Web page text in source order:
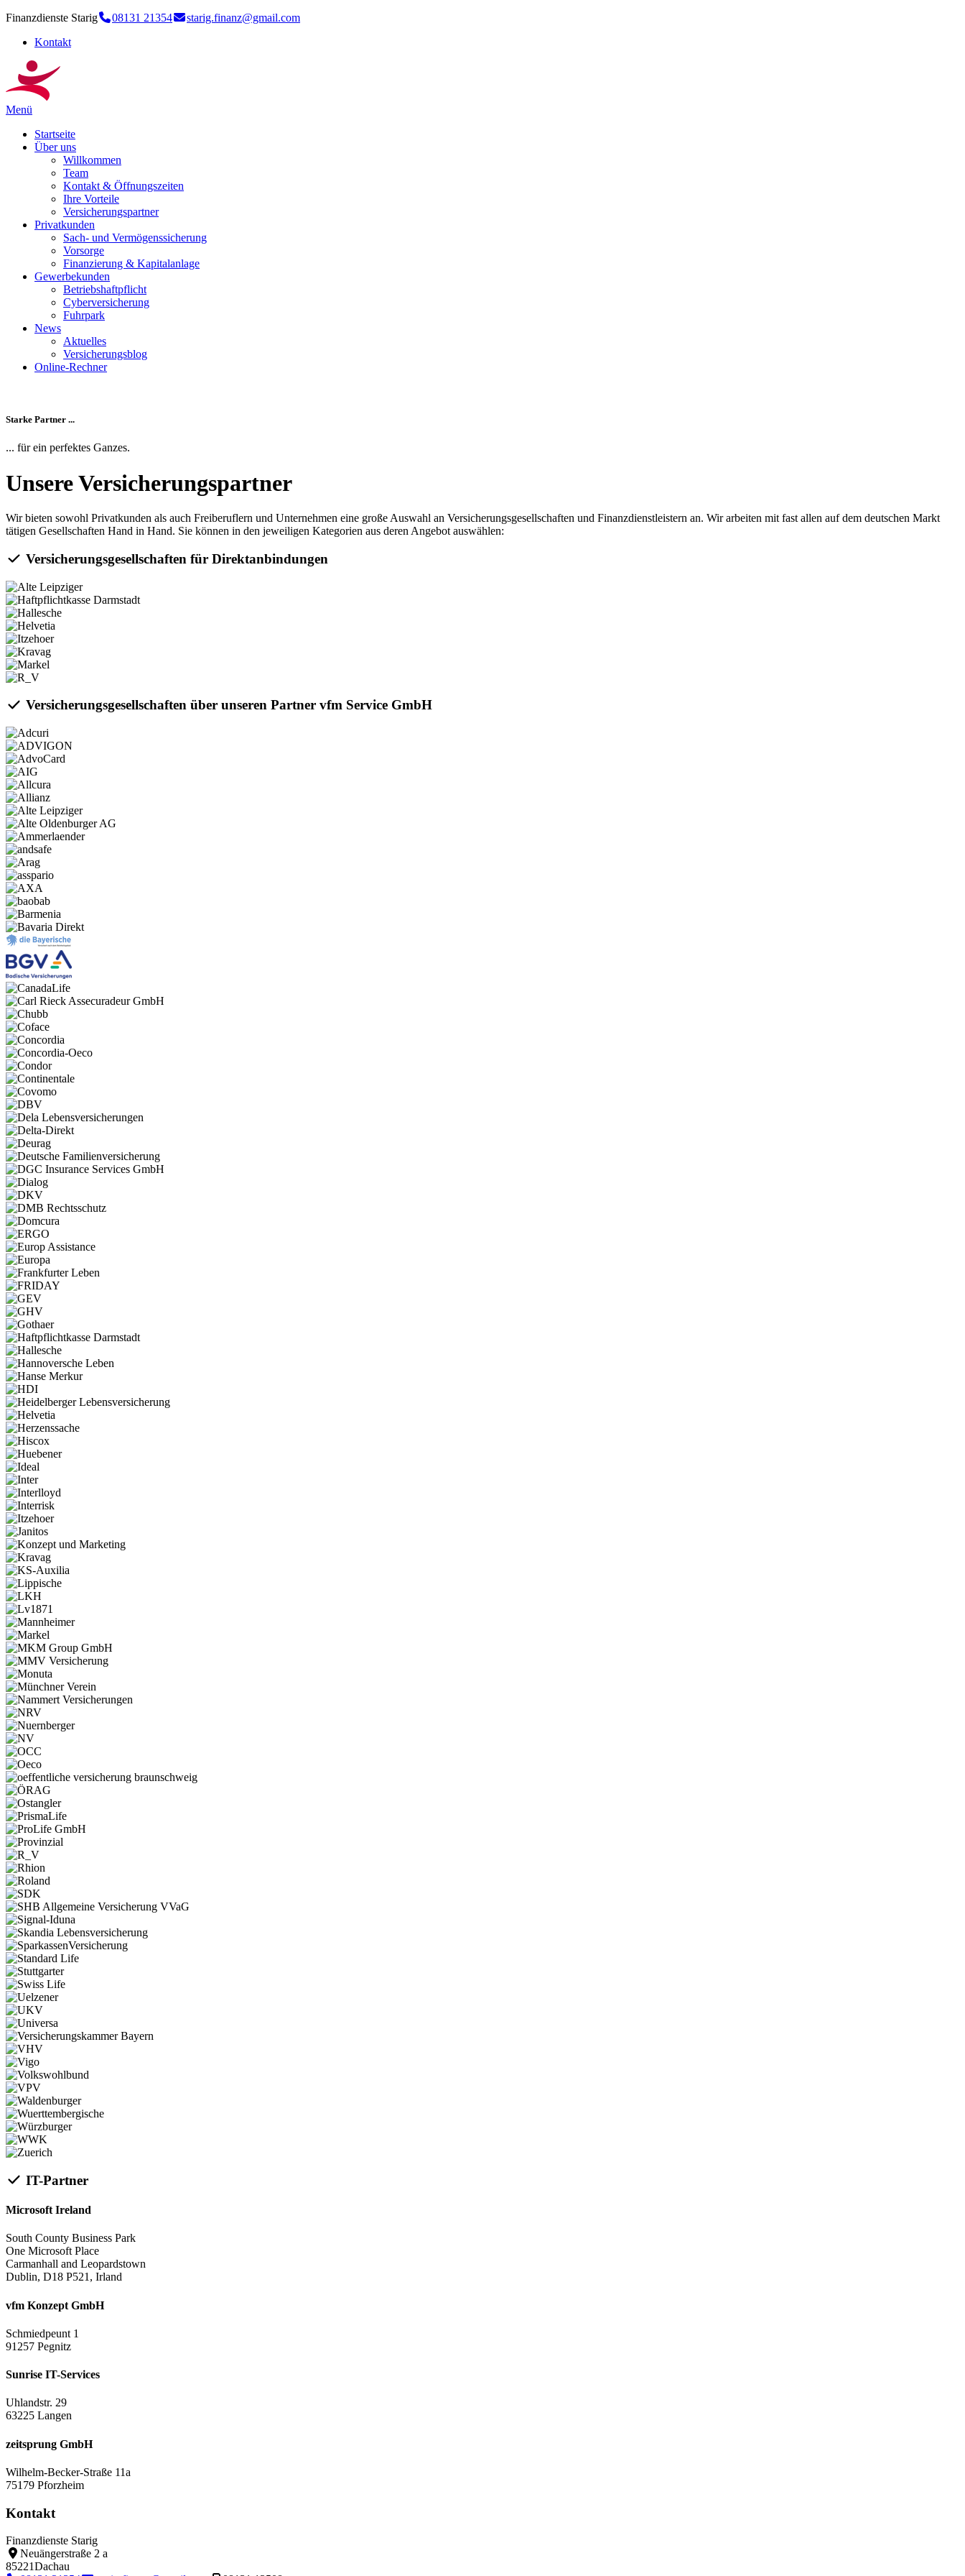
Finanzdienste Starig 08131 21354
starig.finanz@gmail.com
Kontakt
Menü
Startseite
Über uns
Willkommen
Team
Kontakt & Öffnungszeiten
Ihre Vorteile
Versicherungspartner
Privatkunden
Sach- und Vermögenssicherung
Vorsorge
Finanzierung & Kapitalanlage
Gewerbekunden
Betriebshaftpflicht
Cyberversicherung
Fuhrpark
News
Aktuelles
Versicherungsblog
Online-Rechner
Starke Partner ...
... für ein perfektes Ganzes.
Unsere Versicherungspartner
Wir bieten sowohl Privat­kunden als auch Frei­beruflern und Unter­nehmen eine große Auswahl an Versicherungsgesellschaften und Finanzdienstleistern an. Wir arbeiten mit fast allen auf dem deutschen Markt
tätigen Gesellschaften Hand in Hand. Sie können in den jeweiligen Kategorien aus deren Angebot auswählen:
Versicherungsgesellschaften für Direktanbindungen
Versicherungsgesellschaften über unseren Partner vfm Service GmbH
IT-Partner
Microsoft Ireland
South County Business Park
One Microsoft Place
Carmanhall and Leopardstown
Dublin, D18 P521, Irland
vfm Konzept GmbH
Schmiedpeunt 1
91257 Pegnitz
Sunrise IT-Services
Uhlandstr. 29
63225 Langen
zeitsprung GmbH
Wilhelm-Becker-Straße 11a
75179 Pforzheim
Kontakt
Finanzdienste Starig
Neuängerstraße 2 a
85221Dachau